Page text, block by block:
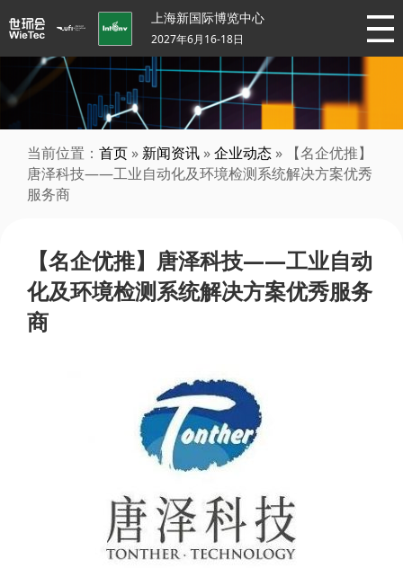
上海新国际博览中心
2027年6月16-18日
当前位置： 首页 » 新闻资讯 »企业动态 » 【名企优推】
唐泽科技——工业自动化及环境检测系统解决方案优秀
服务商
【名企优推】唐泽科技——工业自动
化及环境检测系统解决方案优秀服务
商